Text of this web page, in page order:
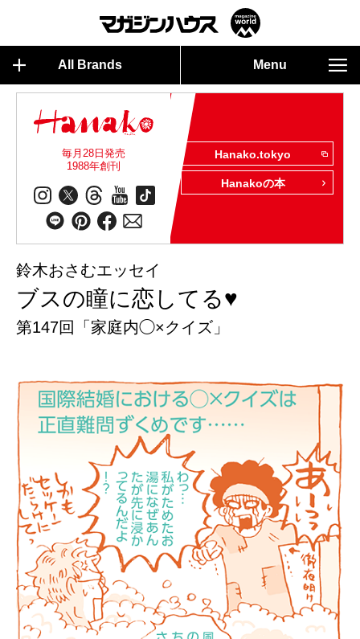
All Brands Menu
毎月28日発売
1988年創刊
Hanako.tokyo
Hanakoの本
鈴木おさむエッセイ
ブスの瞳に恋してる♥
第147回「家庭内◯×クイズ」